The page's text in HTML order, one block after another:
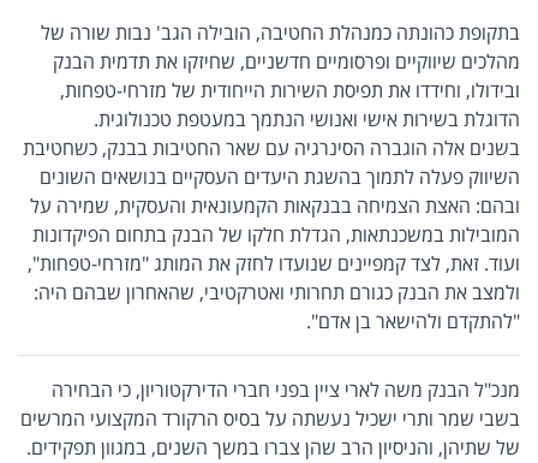
בתקופת כהונתה כמנהלת החטיבה, הובילה הגב' נבות שורה של
מהלכים שיווקיים ופרסומיים חדשניים, שחיזקו את תדמית הבנק
ובידולו, וחידדו את תפיסת השירות הייחודית של מזרחי-טפחות,
הדוגלת בשירות אישי ואנושי הנתמך במעטפת טכנולוגית.
בשנים אלה הוגברה הסינרגיה עם שאר החטיבות בבנק, כשחטיבת
השיווק פעלה לתמוך בהשגת היעדים העסקיים בנושאים השונים
ובהם: האצת הצמיחה בבנקאות הקמעונאית והעסקית, שמירה על
המובילות במשכנתאות, הגדלת חלקו של הבנק בתחום הפיקדונות
ועוד. זאת, לצד קמפיינים שנועדו לחזק את המותג "מזרחי-טפחות",
ולמצב את הבנק כגורם תחרותי ואטרקטיבי, שהאחרון שבהם היה:
"להתקדם ולהישאר בן אדם".
מנכ"ל הבנק משה לארי ציין בפני חברי הדירקטוריון, כי הבחירה
בשבי שמר ותרי ישכיל נעשתה על בסיס הרקורד המקצועי המרשים
של שתיהן, והניסיון הרב שהן צברו במשך השנים, במגוון תפקידים.